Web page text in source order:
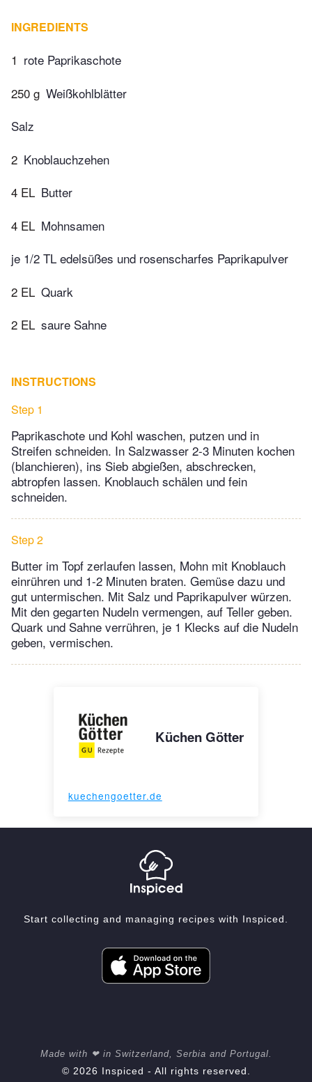
INGREDIENTS
1 rote Paprikaschote
250 g Weißkohlblätter
Salz
2 Knoblauchzehen
4 EL Butter
4 EL Mohnsamen
je 1/2 TL edelsüßes und rosenscharfes Paprikapulver
2 EL Quark
2 EL saure Sahne
INSTRUCTIONS
Step 1
Paprikaschote und Kohl waschen, putzen und in
Streifen schneiden. In Salzwasser 2-3 Minuten kochen
(blanchieren), ins Sieb abgießen, abschrecken,
abtropfen lassen. Knoblauch schälen und fein
schneiden.
Step 2
Butter im Topf zerlaufen lassen, Mohn mit Knoblauch
einrühren und 1-2 Minuten braten. Gemüse dazu und
gut untermischen. Mit Salz und Paprikapulver würzen.
Mit den gegarten Nudeln vermengen, auf Teller geben.
Quark und Sahne verrühren, je 1 Klecks auf die Nudeln
geben, vermischen.
Küchen Götter
kuechengoetter.de
Start collecting and managing recipes with Inspiced.
Made with ❤ in Switzerland, Serbia and Portugal.
© 2026 Inspiced - All rights reserved.